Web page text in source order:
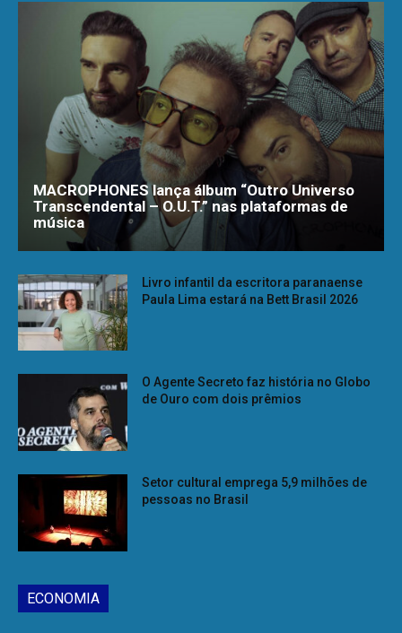
MACROPHONES lança álbum “Outro Universo
Transcendental – O.U.T.” nas plataformas de
música
Livro infantil da escritora paranaense
Paula Lima estará na Bett Brasil 2026
O Agente Secreto faz história no Globo
de Ouro com dois prêmios
Setor cultural emprega 5,9 milhões de
pessoas no Brasil
ECONOMIA